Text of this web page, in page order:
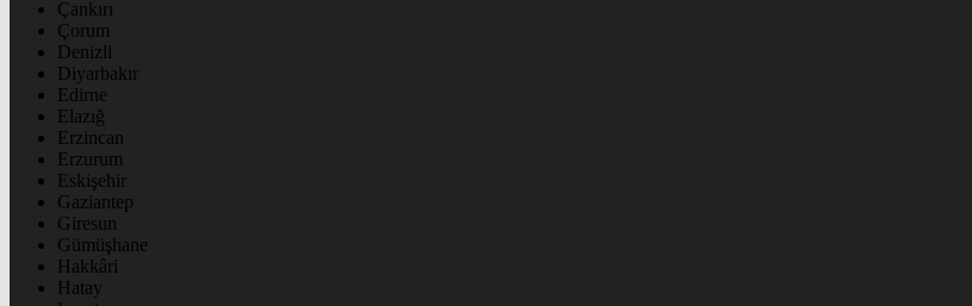
Çankırı
Çorum
Denizli
Diyarbakır
Edirne
Elazığ
Erzincan
Erzurum
Eskişehir
Gaziantep
Giresun
Gümüşhane
Hakkâri
Hatay